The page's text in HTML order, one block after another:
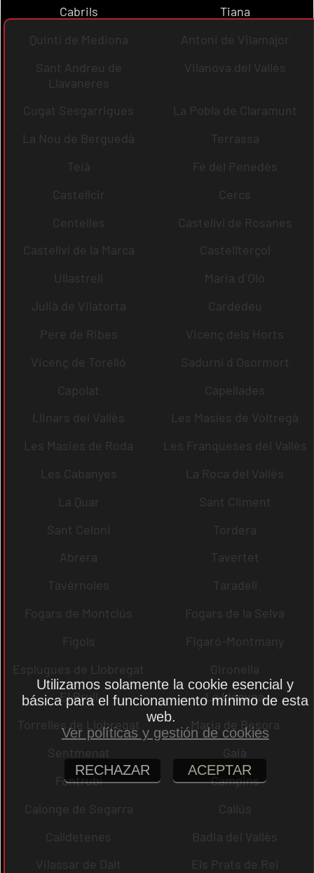
Cabrils
Tiana
Quintí de Mediona
Antoni de Vilamajor
Sant Andreu de
Llavaneres
Vilanova del Vallès
Cugat Sesgarrigues
La Pobla de Claramunt
La Nou de Berguedà
Terrassa
Teià
Fe del Penedès
Castellcir
Cercs
Centelles
Castellví de Rosanes
Castellví de la Marca
Castellterçol
Ullastrell
Maria d´Oló
Julià de Vilatorta
Cardedeu
Pere de Ribes
Vicenç dels Horts
Vicenç de Torelló
Sadurní d´Osormort
Capolat
Capellades
Llinars del Vallès
Les Masíes de Voltregà
Les Masies de Roda
Les Franqueses del Vallès
Les Cabanyes
La Roca del Vallès
La Quar
Sant Climent
Sant Celoni
Tordera
Abrera
Tavertet
Tavèrnoles
Taradell
Fogars de Montclús
Fogars de la Selva
Fígols
Figaró-Montmany
Esplugues de Llobregat
Gironella
El Brull
La Llacuna
Torrelles de Llobregat
Maria de Besora
Sentmenat
Gaià
Fontrubí
Campins
Calonge de Segarra
Callús
Calldetenes
Badia del Vallès
Vilassar de Dalt
Els Prats de Rei
Utilizamos solamente la cookie esencial y
básica para el funcionamiento mínimo de esta
web.
Ver políticas y gestión de cookies
RECHAZAR ACEPTAR